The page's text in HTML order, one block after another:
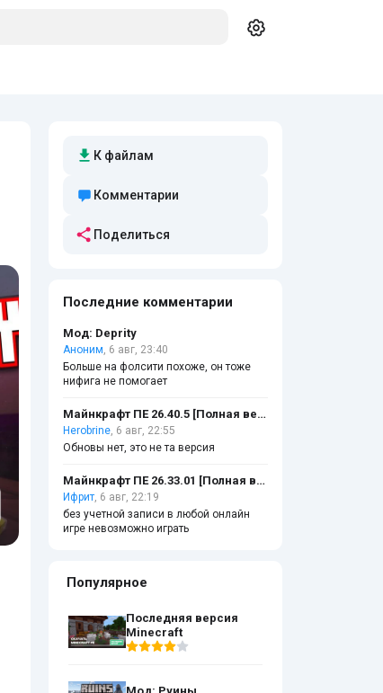
К файлам
Комментарии
Поделиться
Последние комментарии
Мод: Deprity
Аноним, 6 авг, 23:40
Больше на фолсити похоже, он тоже
нифига не помогает
Майнкрафт ПЕ 26.40.5 [Полная версия]
Herobrine, 6 авг, 22:55
Обновы нет, это не та версия
Майнкрафт ПЕ 26.33.01 [Полная версия]
Ифрит, 6 авг, 22:19
без учетной записи в любой онлайн
игре невозможно играть
Популярное
Последняя версия
Minecraft